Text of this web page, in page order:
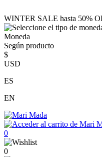
WINTER SALE hasta 50%
Moneda
Según producto
$
USD
ES
EN
0
0